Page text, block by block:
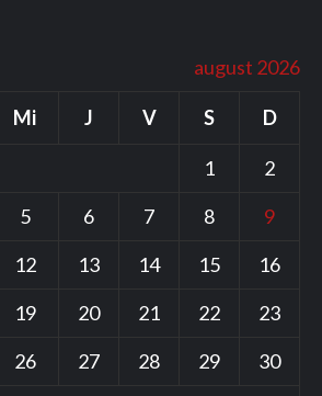
august 2026
Mi J V S D
1
2
5 6 7 8
9
12 13 14 15
16
19 20 21 22
23
26 27 28 29
30